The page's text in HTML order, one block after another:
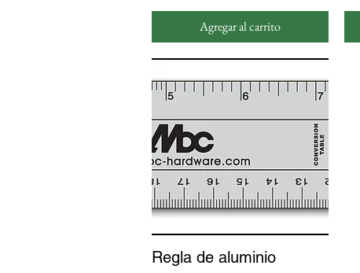
Agregar al carrito
Vista rápida
Regla de aluminio